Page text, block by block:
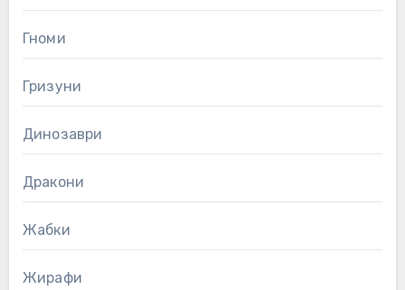
Гноми
Гризуни
Динозаври
Дракони
Жабки
Жирафи